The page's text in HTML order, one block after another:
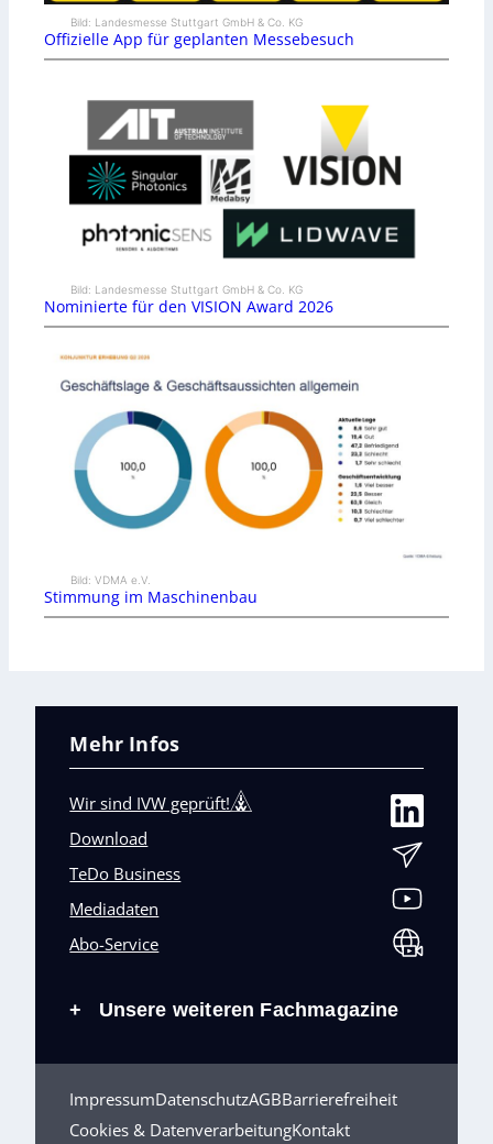
Bild: Landesmesse Stuttgart GmbH & Co. KG
Offizielle App für geplanten Messebesuch
Bild: Landesmesse Stuttgart GmbH & Co. KG
Nominierte für den VISION Award 2026
Bild: VDMA e.V.
Stimmung im Maschinenbau
Mehr Infos
Wir sind IVW geprüft!
Download
TeDo Business
Mediadaten
Abo-Service
+ Unsere weiteren Fachmagazine
ImpressumDatenschutzAGBBarrierefreiheit
Cookies & DatenverarbeitungKontakt